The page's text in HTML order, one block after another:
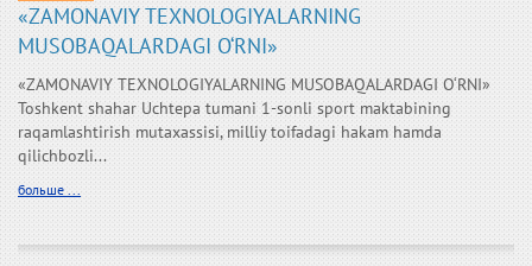
«ZAMONAVIY TEXNOLOGIYALARNING
MUSOBAQALARDAGI O‘RNI»
«ZAMONAVIY TEXNOLOGIYALARNING MUSOBAQALARDAGI O‘RNI»
Toshkent shahar Uchtepa tumani 1-sonli sport maktabining
raqamlashtirish mutaxassisi, milliy toifadagi hakam hamda
qilichbozli...
больше ...